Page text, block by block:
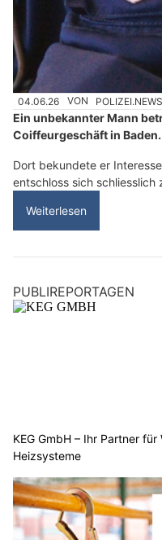
04.06.26 VON
Ein unbekannter Mann
Coiffeurgeschäft in Baden.
Dort bekundete er
entschloss sich schliesslich
Weiterlesen
PUBLIREPORTAGEN
KEG GmbH – Ihr Partner
Heizsysteme